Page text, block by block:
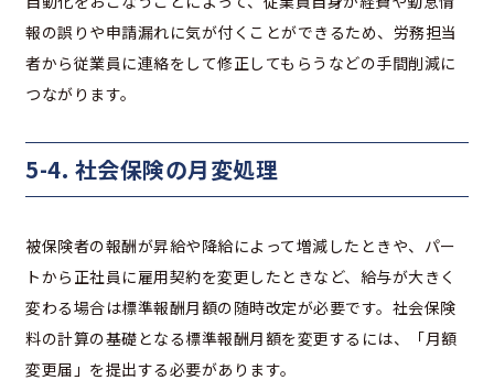
報の誤りや申請漏れに気が付くことができるため、労務担当
者から従業員に連絡をして修正してもらうなどの手間削減に
つながります。
5-4. 社会保険の月変処理
被保険者の報酬が昇給や降給によって増減したときや、パー
トから正社員に雇用契約を変更したときなど、給与が大きく
変わる場合は標準報酬月額の随時改定が必要です。社会保険
料の計算の基礎となる標準報酬月額を変更するには、「月額
変更届」を提出する必要があります。